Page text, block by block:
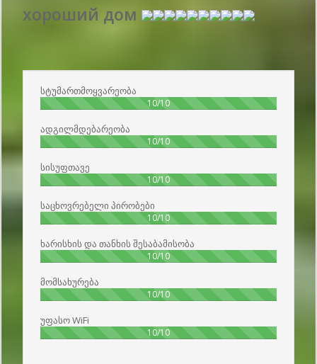
хороший дом
სტუმართმოყვარეობა
10/10100%
ადგილმდებარეობა
10/10100%
სისუფთავე
10/10100%
საცხოვრებელი პირობები
10/10100%
ხარისხის და თანხის შესაბამისობა
10/10100%
მომსახურება
10/10100%
უფასო WiFi
10/10100%